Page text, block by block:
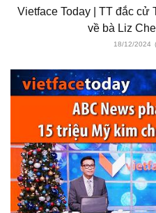
Vietface Today | TT đắc cử
về bà Liz
18/12/2024